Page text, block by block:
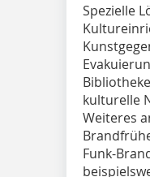
Spezielle
kulturelle
Weiteres
Funk-